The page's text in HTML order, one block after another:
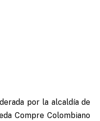
por la alcaldía de
Compre Colombiano